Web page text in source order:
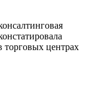
центрах